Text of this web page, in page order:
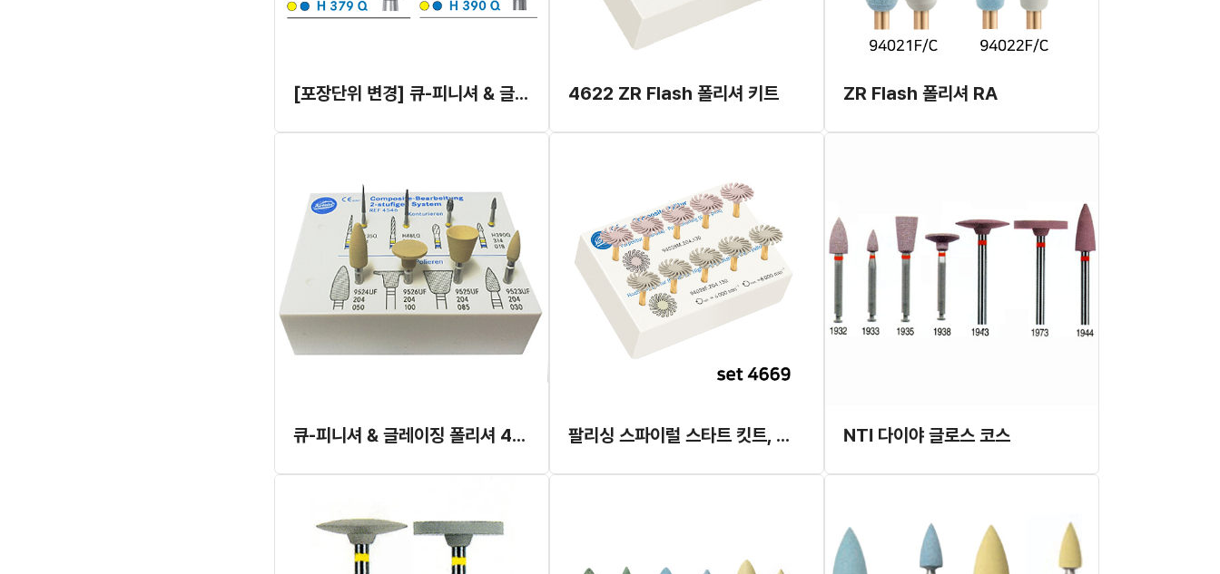
[포장단위 변경] 큐-피니셔 & 글레이징 폴리셔 4546 리필 4622 ZR Flash 폴리셔 키트 ZR Flash 폴리셔 RA
큐-피니셔 & 글레이징 폴리셔 4546 킷트 팔리싱 스파이럴 스타트 킷트, 리필 NTI 다이야 글로스 코스